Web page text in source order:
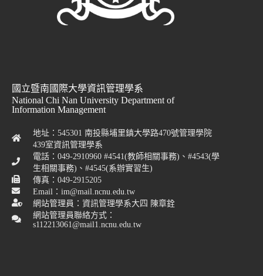
國立暨南國際大學資訊管理學系
National Chi Nan University Department of
Information Management
地址：545301 南投縣埔里鎮大學路470號管理學院
439室資訊管理學系
電話：049-2910960 #4541(教師相關事務)、#4543(學
生相關事務)、#4545(系辦實習生)
傳真：049-2915205
Email：im@mail.ncnu.edu.tw
網站管理員：資訊管理學系大四 陳章銓
網站管理員聯絡方式：
s112213061@mail1.ncnu.edu.tw